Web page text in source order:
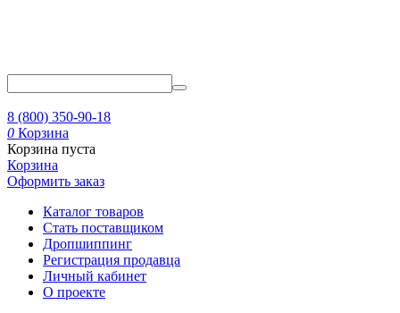
8 (800) 350-90-18
0 Корзина
Корзина пуста
Корзина
Оформить заказ
Каталог товаров
Стать поставщиком
Дропшиппинг
Регистрация продавца
Личный кабинет
О проекте